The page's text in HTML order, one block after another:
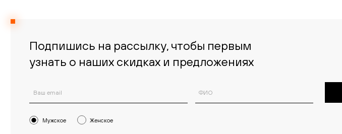
Подпишись на рассылку, чтобы первым
узнать о наших скидках и предложениях
Мужское Женское